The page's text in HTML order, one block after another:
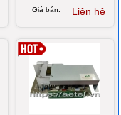
Giá bán: Liên hệ